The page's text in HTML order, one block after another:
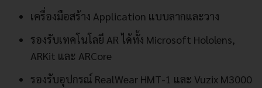
เครื่องมือสร้าง Application แบบลากและวาง
รองรับเทคโนโลยี AR ได้ทั้ง Microsoft Hololens,
ARKit และ ARCore
รองรับอุปกรณ์ RealWear HMT-1 และ Vuzix M3000